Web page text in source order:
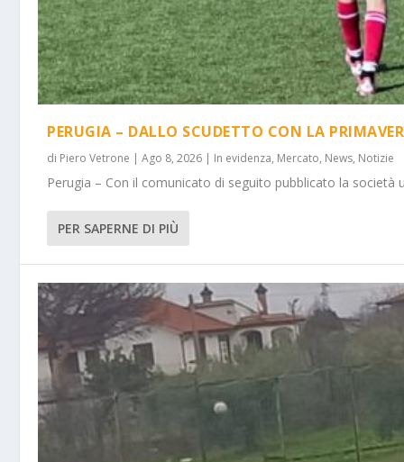
PERUGIA – DALLO SCUDETTO CON LA
di Piero Vetrone |Ago 8, 2026 | In evidenza, Mercato, News, Notizie
Perugia – Con il comunicato di seguito pubblicato la società
PER SAPERNE DI PIÙ